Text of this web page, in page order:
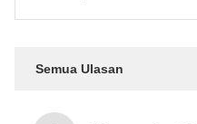
Semua Ulasan